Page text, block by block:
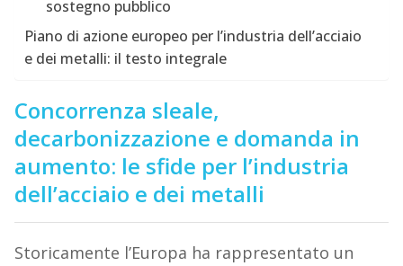
sostegno pubblico
Piano di azione europeo per l’industria dell’acciaio
e dei metalli: il testo integrale
Concorrenza sleale,
decarbonizzazione e domanda in
aumento: le sfide per l’industria
dell’acciaio e dei metalli
Storicamente l’Europa ha rappresentato un